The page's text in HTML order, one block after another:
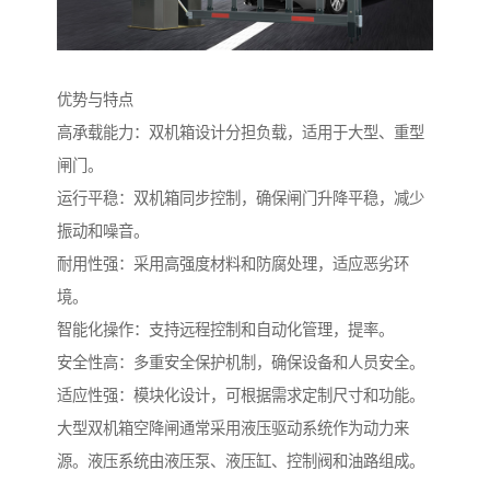
优势与特点
高承载能力：双机箱设计分担负载，适用于大型、重型
闸门。
运行平稳：双机箱同步控制，确保闸门升降平稳，减少
振动和噪音。
耐用性强：采用高强度材料和防腐处理，适应恶劣环
境。
智能化操作：支持远程控制和自动化管理，提率。
安全性高：多重安全保护机制，确保设备和人员安全。
适应性强：模块化设计，可根据需求定制尺寸和功能。
大型双机箱空降闸通常采用液压驱动系统作为动力来
源。液压系统由液压泵、液压缸、控制阀和油路组成。